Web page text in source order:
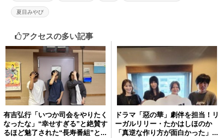
夏目みやび
アクセスの多い記事
有吉弘行「いつか司会をやりたく
なったな」“幸せすぎる”と絶賛す
るほど魅了された“長寿番組”と...
ドラマ「惡の華」劇伴を担当！リ
ーガルリリー・たかはしほのか
「真逆な作り方が面白かった」...